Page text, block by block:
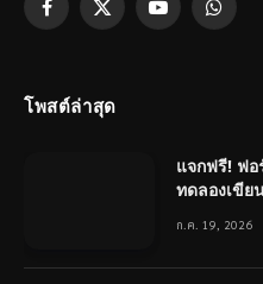
Facebook
X
YouTube
โพสต์ล่าสุด
แจกฟรี! ฟ
ทดลองเขีย
ก.ค. 19, 2026